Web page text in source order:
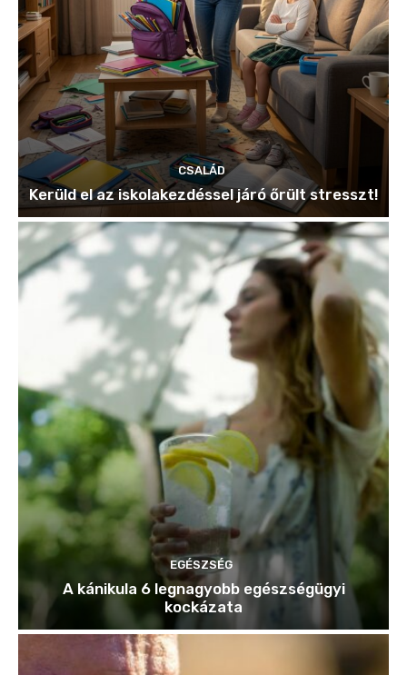
CSALÁD
Kerüld el az iskolakezdéssel járó őrült stresszt!
EGÉSZSÉG
A kánikula 6 legnagyobb egészségügyi
kockázata